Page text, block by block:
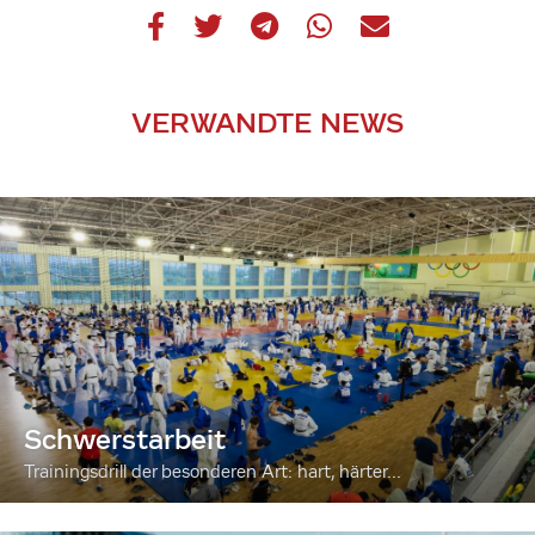
VERWANDTE NEWS
Schwerstarbeit
Trainingsdrill der besonderen Art: hart, härter...